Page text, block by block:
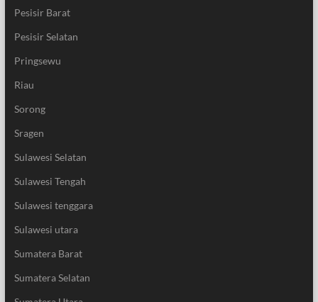
Pesisir Barat
Pesisir Selatan
Pringsewu
Riau
Sorong
Sragen
Sulawesi Selatan
Sulawesi Tengah
Sulawesi tenggara
Sulawesi utara
Sumatera Barat
Sumatera Selatan